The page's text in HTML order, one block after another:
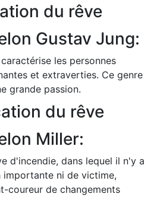
du rêve
Gustav Jung:
les personnes
et extraverties. Ce genre
grande passion.
du rêve
Miller:
d'incendie, dans lequel il n'y a
importante ni de victime,
coureur de changements